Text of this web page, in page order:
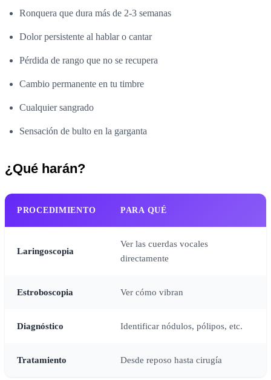
Ronquera que dura más de 2-3 semanas
Dolor persistente al hablar o cantar
Pérdida de rango que no se recupera
Cambio permanente en tu timbre
Cualquier sangrado
Sensación de bulto en la garganta
¿Qué harán?
PROCEDIMIENTO PARA QUÉ
Laringoscopia
Ver las cuerdas vocales
directamente
Estroboscopia Ver cómo vibran
Diagnóstico Identificar nódulos, pólipos, etc.
Tratamiento Desde reposo hasta cirugía